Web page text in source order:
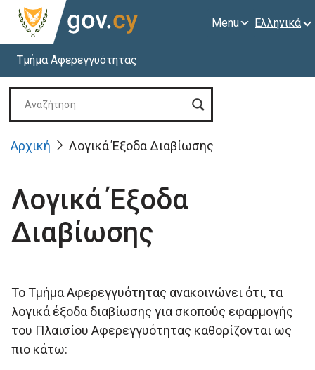
Ελληνικά
Τμήμα Αφερεγγυότητας
Menu
Αρχική Λογικά Έξοδα Διαβίωσης
Λογικά Έξοδα
Διαβίωσης
Το Τμήμα Αφερεγγυότητας ανακοινώνει ότι, τα
λογικά έξοδα διαβίωσης για σκοπούς εφαρμογής
του Πλαισίου Αφερεγγυότητας καθορίζονται ως
πιο κάτω: